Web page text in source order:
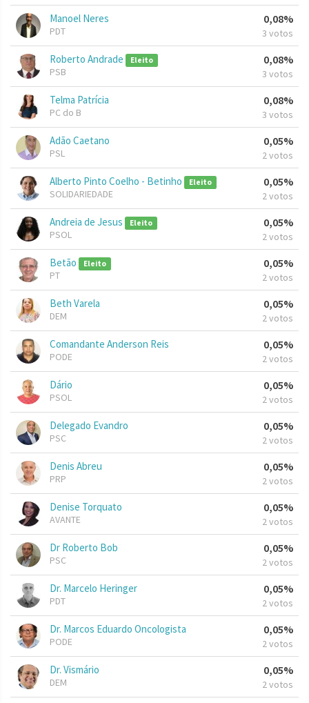
Manoel Neres
PDT
0,08%
3 votos
Roberto Andrade Eleito
PSB
0,08%
3 votos
Telma Patrícia
PC do B
0,08%
3 votos
Adão Caetano
PSL
0,05%
2 votos
Alberto Pinto Coelho - Betinho Eleito
SOLIDARIEDADE
0,05%
2 votos
Andreia de Jesus Eleito
PSOL
0,05%
2 votos
Betão Eleito
PT
0,05%
2 votos
Beth Varela
DEM
0,05%
2 votos
Comandante Anderson Reis
PODE
0,05%
2 votos
Dário
PSOL
0,05%
2 votos
Delegado Evandro
PSC
0,05%
2 votos
Denis Abreu
PRP
0,05%
2 votos
Denise Torquato
AVANTE
0,05%
2 votos
Dr Roberto Bob
PSC
0,05%
2 votos
Dr. Marcelo Heringer
PDT
0,05%
2 votos
Dr. Marcos Eduardo Oncologista
PODE
0,05%
2 votos
Dr. Vismário
DEM
0,05%
2 votos